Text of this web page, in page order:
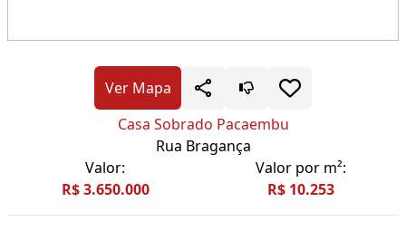
Ver Mapa
Casa Sobrado Pacaembu
Rua Bragança
Valor:
R$ 3.650.000
Valor por m²:
R$ 10.253